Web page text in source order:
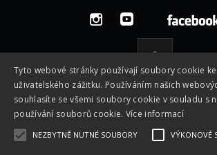
Tyto webové stránky používají soubory cookie
uživatelského zážitku. Používáním našich
souhlasíte se všemi soubory cookie v souladu s
používání souborů cookie. Více informací
NEZBYTNĚ NUTNÉ SOUBORY VÝKONOVÉ